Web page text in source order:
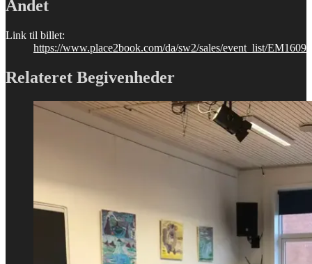
Andet
Link til billet:
https://www.place2book.com/da/sw2/sales/event_list/EM1609
Relateret Begivenheder